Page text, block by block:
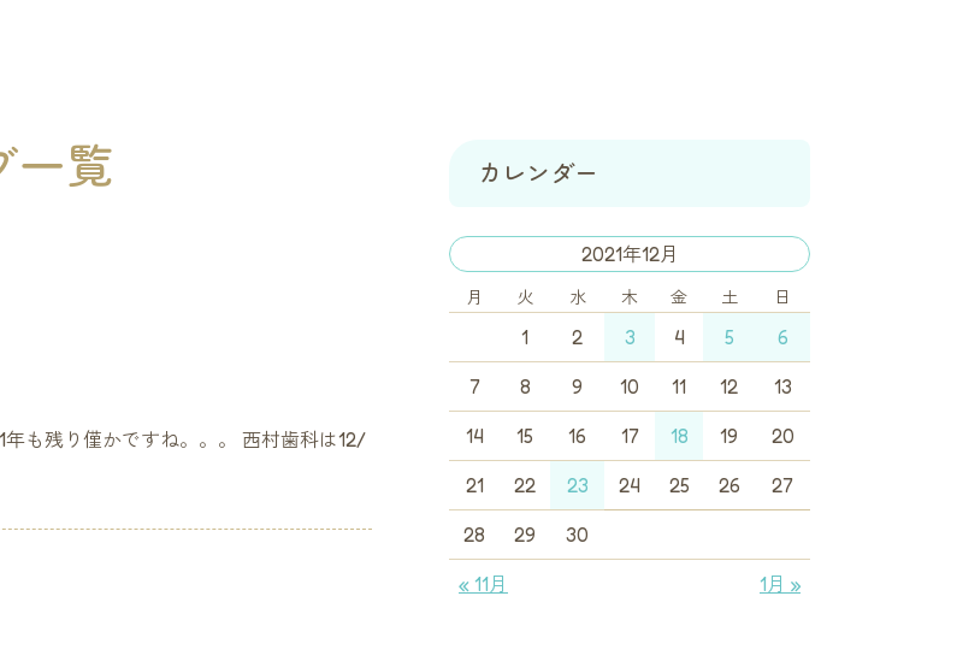
一覧
も残り僅かですね。。。 西村歯科は12/
カレンダー
2021年12月
月 火 水 木 金 土 日
1 2 3 4 5 6
7 8 9 10 11 12 13
14 15 16 17 18 19 20
21 22 23 24 25 26 27
28 29 30
« 11月 1月 »